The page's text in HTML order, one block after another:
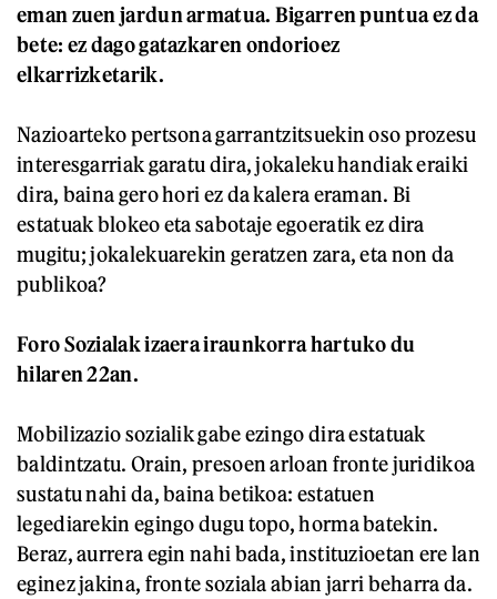
eman zuen jardun armatua. Bigarren puntua ez da
bete: ez dago gatazkaren ondorioez
elkarrizketarik.
Nazioarteko pertsona garrantzitsuekin oso prozesu
interesgarriak garatu dira, jokaleku handiak eraiki
dira, baina gero hori ez da kalera eraman. Bi
estatuak blokeo eta sabotaje egoeratik ez dira
mugitu; jokalekuarekin geratzen zara, eta non da
publikoa?
Foro Sozialak izaera iraunkorra hartuko du
hilaren 22an.
Mobilizazio sozialik gabe ezingo dira estatuak
baldintzatu. Orain, presoen arloan fronte juridikoa
sustatu nahi da, baina betikoa: estatuen
legediarekin egingo dugu topo, horma batekin.
Beraz, aurrera egin nahi bada, instituzioetan ere lan
eginez jakina, fronte soziala abian jarri beharra da.